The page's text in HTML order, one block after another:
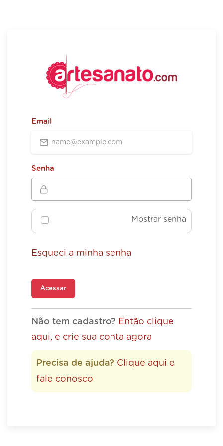
Email
Senha
Mostrar senha
Esqueci a minha senha
Acessar
Não tem cadastro? Então clique
aqui, e crie sua conta agora
Precisa de ajuda? Clique aqui e
fale conosco